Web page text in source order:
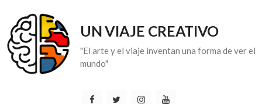
contenido
UN VIAJE CREATIVO
"El arte y el viaje inventan una forma de ver el
mundo"